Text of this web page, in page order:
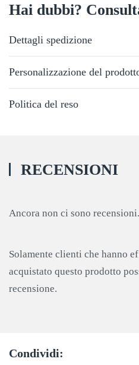
Hai dubbi?
Dettagli spedizione
Personalizzazione del
Politica del reso
RECENSIONI
Ancora non ci sono recensioni.
Solamente clienti che hanno
acquistato questo prodotto
recensione.
Condividi: